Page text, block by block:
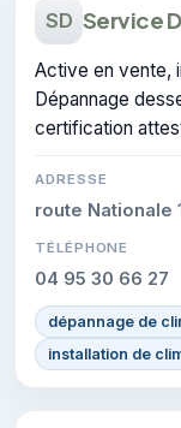
SD Service
Active en vente,
Dépannage
certification
ADRESSE
route Nationale
TÉLÉPHONE
04 95 30 66 27
dépannage de
installation de